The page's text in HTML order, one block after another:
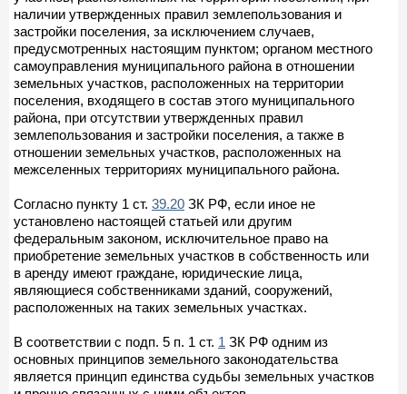
наличии утвержденных правил землепользования и
застройки поселения, за исключением случаев,
предусмотренных настоящим пунктом; органом местного
самоуправления муниципального района в отношении
земельных участков, расположенных на территории
поселения, входящего в состав этого муниципального
района, при отсутствии утвержденных правил
землепользования и застройки поселения, а также в
отношении земельных участков, расположенных на
межселенных территориях муниципального района.
Согласно пункту 1 ст. 39.20 ЗК РФ, если иное не
установлено настоящей статьей или другим
федеральным законом, исключительное право на
приобретение земельных участков в собственность или
в аренду имеют граждане, юридические лица,
являющиеся собственниками зданий, сооружений,
расположенных на таких земельных участках.
В соответствии с подп. 5 п. 1 ст. 1 ЗК РФ одним из
основных принципов земельного законодательства
является принцип единства судьбы земельных участков